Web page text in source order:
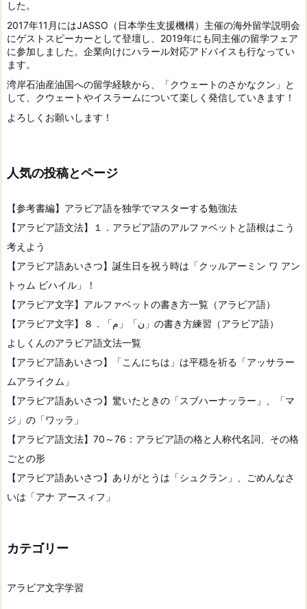
した。
2017年11月にはJASSO（日本学生支援機構）主催の海外留学説明会
にゲストスピーカーとして登壇し、2019年にも同主催の留学フェア
に参加しました。企業向けにハラール対応アドバイスも行なってい
ます。
湾岸石油産油国への留学経験から、「クウェートのさかなクン」と
して、クウェートやイスラームについて楽しく発信していきます！
よろしくお願いします！
人気の投稿とページ
【参考書編】アラビア語を独学でマスターする勉強法
【アラビア語文法】１．アラビア語のアルファベットと語根はこう
考えよう
【アラビア語あいさつ】誕生日を祝う時は「クッルアーミン ワ アン
トゥム ビハイル」！
【アラビア文字】アルファベットの書き方一覧（アラビア語）
【アラビア文字】８．「م」「ن」の書き方練習（アラビア語）
よしくんのアラビア語文法一覧
【アラビア語あいさつ】「こんにちは」は平穏を祈る「アッサラー
ムアライクム」
【アラビア語あいさつ】驚いたときの「スブハーナッラー」、「マ
ジ」の「ワッラ」
【アラビア語文法】70～76：アラビア語の格と人称代名詞、その格
ごとの形
【アラビア語あいさつ】ありがとうは「シュクラン」、ごめんなさ
いは「アナ アースィフ」
カテゴリー
アラビア文字学習